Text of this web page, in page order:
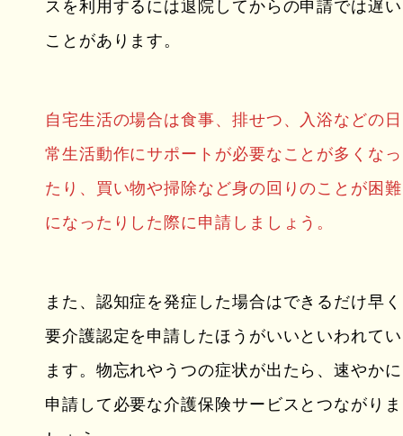
スを利用するには退院してからの申請では遅い
ことがあります。
自宅生活の場合は食事、排せつ、入浴などの日
常生活動作にサポートが必要なことが多くなっ
たり、買い物や掃除など身の回りのことが困難
になったりした際に申請しましょう。
また、認知症を発症した場合はできるだけ早く
要介護認定を申請したほうがいいといわれてい
ます。物忘れやうつの症状が出たら、速やかに
申請して必要な介護保険サービスとつながりま